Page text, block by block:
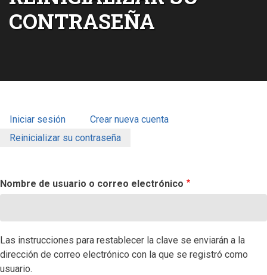
DE
NAVEGACIÓN
CONTRASEÑA
SOLAPAS
Iniciar sesión
Crear nueva cuenta
Reinicializar su contraseña
Nombre de usuario o correo electrónico
Las instrucciones para restablecer la clave se enviarán a la
dirección de correo electrónico con la que se registró como
usuario.